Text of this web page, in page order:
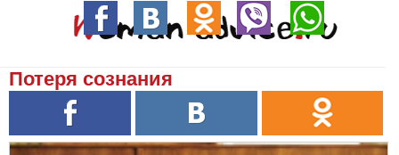
Потеря сознания